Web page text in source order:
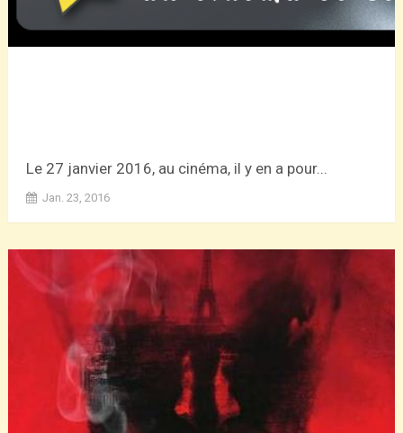
Le 27 janvier 2016, au cinéma, il y en a pour...
Jan. 23, 2016